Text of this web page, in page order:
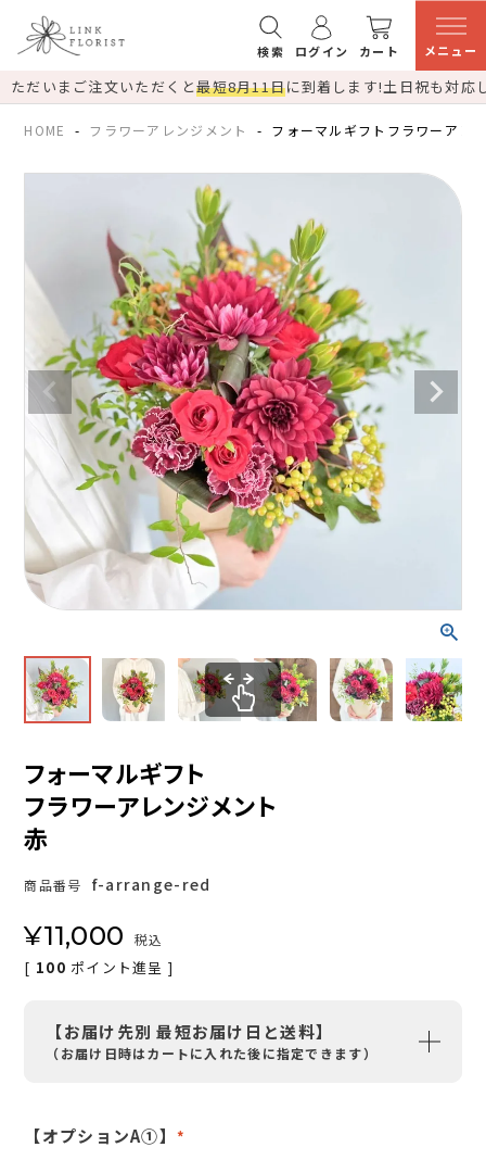
検索 ログイン カート メニュー
ただいまご注文いただくと最短8月11日に到着します!土日祝も対応
HOME フラワーアレンジメント フォーマルギフトフラワーアレ
フォーマルギフト
フラワーアレンジメント
赤
商品番号 f-arrange-red
¥11,000 税込
[ 100 ポイント進呈 ]
【お届け先別 最短お届け日と送料】
（お届け日時はカートに入れた後に指定できます）
【オプションA①】